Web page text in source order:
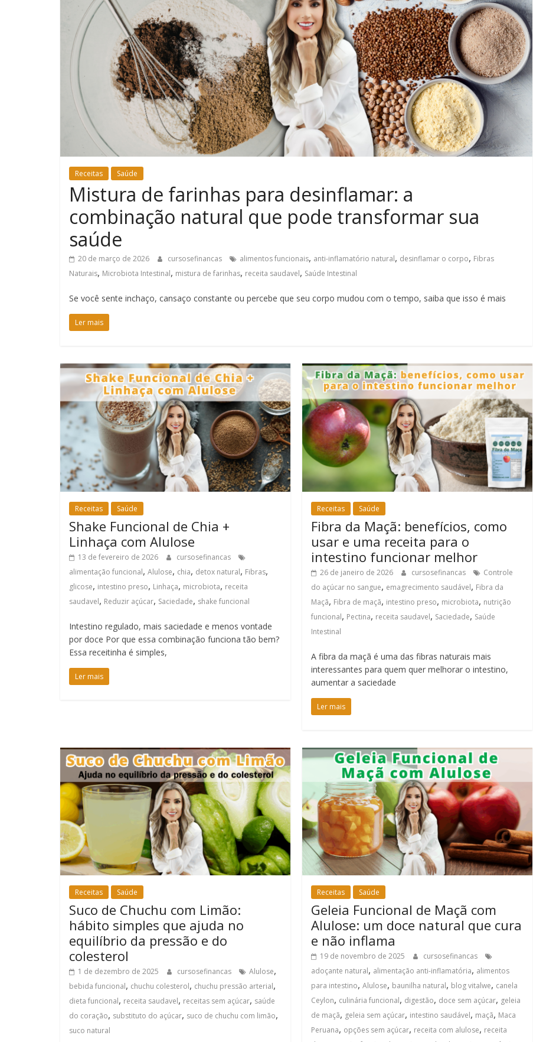
Receitas Saúde
Mistura de farinhas para desinflamar: a
combinação natural que pode transformar sua
saúde
20 de março de 2026 cursosefinancas alimentos funcionais, anti-inflamatório natural, desinflamar o corpo, Fibras
Naturais, Microbiota Intestinal, mistura de farinhas, receita saudavel, Saúde Intestinal
Se você sente inchaço, cansaço constante ou percebe que seu corpo mudou com o tempo, saiba que isso é mais
Ler mais
Receitas Saúde
Shake Funcional de Chia +
Linhaça com Alulose
13 de fevereiro de 2026
cursosefinancas
alimentação funcional, Alulose, chia, detox natural, Fibras,
glicose, intestino preso, Linhaça, microbiota, receita
saudavel, Reduzir açúcar, Saciedade, shake funcional
Intestino regulado, mais saciedade e menos vontade
por doce Por que essa combinação funciona tão bem?
Essa receitinha é simples,
Ler mais
Receitas Saúde
Fibra da Maçã: benefícios, como
usar e uma receita para o
intestino funcionar melhor
26 de janeiro de 2026 cursosefinancas
Controle
do açúcar no sangue, emagrecimento saudável, Fibra da
Maçã, Fibra de maçã, intestino preso, microbiota, nutrição
funcional, Pectina, receita saudavel, Saciedade, Saúde
Intestinal
A fibra da maçã é uma das fibras naturais mais
interessantes para quem quer melhorar o intestino,
aumentar a saciedade
Ler mais
Receitas Saúde
Suco de Chuchu com Limão:
hábito simples que ajuda no
equilíbrio da pressão e do
colesterol
1 de dezembro de 2025 cursosefinancas Alulose,
bebida funcional, chuchu colesterol, chuchu pressão arterial,
dieta funcional, receita saudavel, receitas sem açúcar, saúde
do coração, substituto do açúcar, suco de chuchu com limão,
suco natural
Receitas Saúde
Geleia Funcional de Maçã com
Alulose: um doce natural que cura
e não inflama
19 de novembro de 2025
cursosefinancas
adoçante natural, alimentação anti-inflamatória, alimentos
para intestino,Alulose, baunilha natural, blog vitalwe, canela
Ceylon, culinária funcional, digestão, doce sem açúcar, geleia
de maçã, geleia sem açúcar, intestino saudável, maçã, Maca
Peruana, opções sem açúcar, receita com alulose, receita